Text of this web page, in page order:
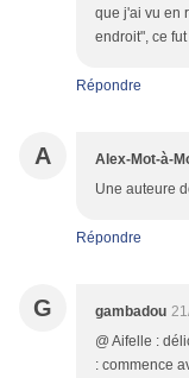
que j'ai vu en
endroit", ce
Répondre
A Alex-Mot-à-
Une auteure
Répondre
G gambadou
@ Aifelle :
: commence